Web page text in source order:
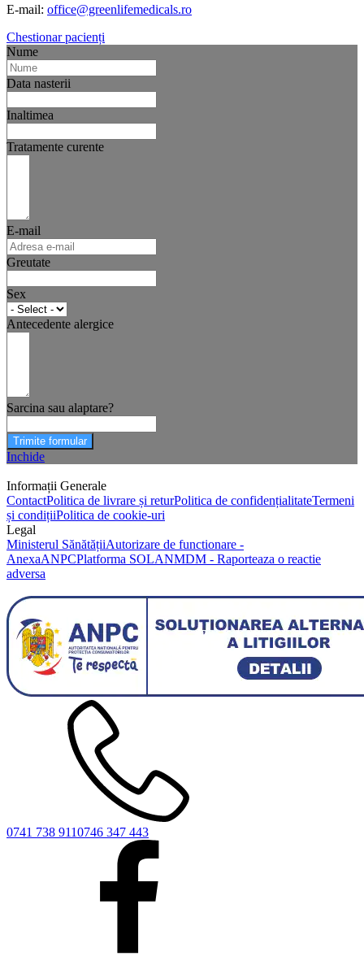
E-mail: office@greenlifemedicals.ro
Chestionar pacienți
Nume
Data nasterii
Inaltimea
Tratamente curente
E-mail
Greutate
Sex
Antecedente alergice
Sarcina sau alaptare?
Trimite formular
Inchide
Informații Generale
ContactPolitica de livrare și returPolitica de confidențialitateTermeni
și condițiiPolitica de cookie-uri
Legal
Ministerul SănătățiiAutorizare de functionare -
AnexaANPCPlatforma SOLANMDM - Raporteaza o reactie
adversa
0741 738 9110746 347 443